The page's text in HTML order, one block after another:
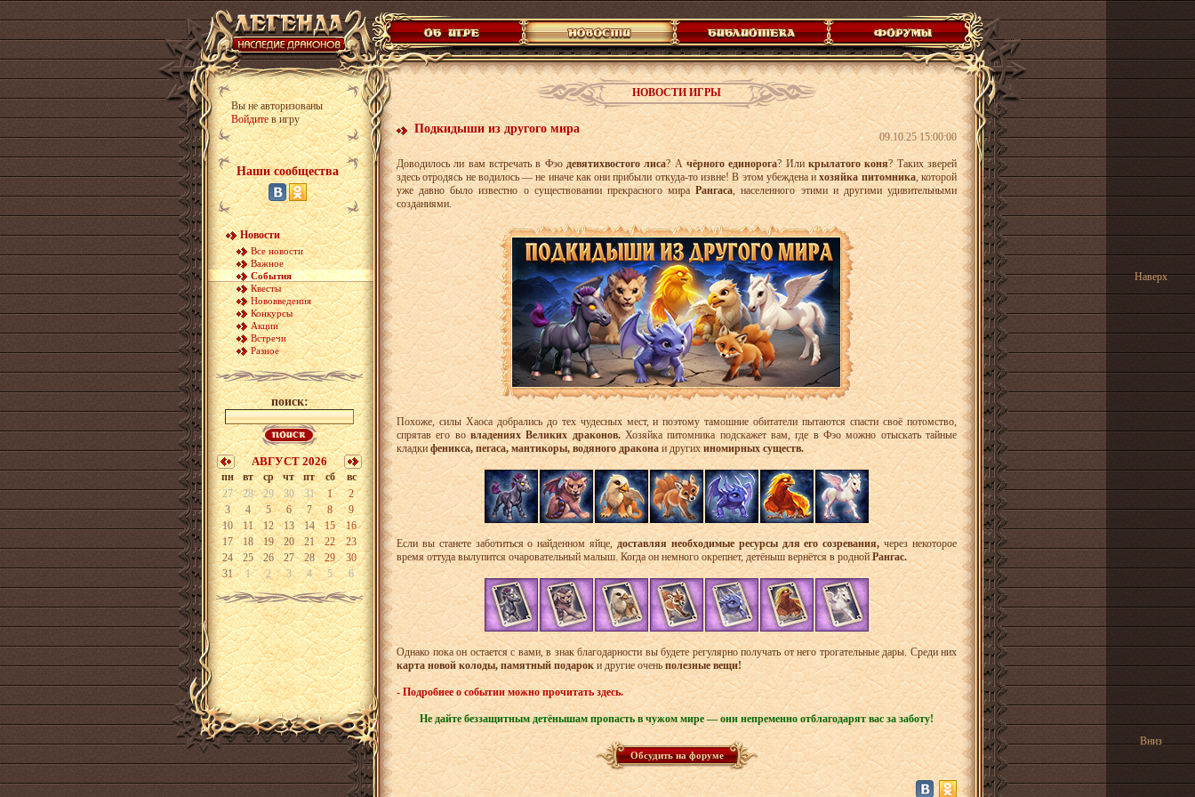
Вы не авторизованы
Войдитев игру
Наши сообщества
Новости
Все новости
Важное
События
Квесты
Нововведения
Конкурсы
Акции
Встречи
Разное
поиск:
АВГУСТ 2026
пн вт ср чт пт сб
вс
27
28 29 30 31 1
2
3
4 5 6 7 8
9
10
11 12 13 14 15
16
17
18 19 20 21 22
23
24
25 26 27 28 29
30
31
1 2 3 4 5 6
НОВОСТИ ИГРЫ
Подкидыши из другого мира
09.10.25 15:00:00
Доводилось ли вам встречать в Фэо девятихвостого лиса? Ачёрного единорога? Иликрылатого коня? Таких зверей
здесь отродясь не водилось — не иначе как они прибыли откуда-то извне! В этом убеждена ихозяйка питомника, которой
уже давно было известно о существовании прекрасного мираРангаса, населенного этими и другими удивительными
созданиями.
Похоже, силы Хаоса добрались до тех чудесных мест, и поэтому тамошние обитатели пытаются спасти своё потомство,
спрятав его вовладениях Великих драконов.Хозяйка питомника подскажет вам, где в Фэо можно отыскать тайные
кладкифеникса, пегаса, мантикоры, водяного дракона и другихиномирных существ.
Если вы станете заботиться о найденном яйце,доставляя необходимые ресурсы для его созревания,через некоторое
время оттуда вылупится очаровательный малыш. Когда он немного окрепнет, детёныш вернётся в роднойРангас.
Однако пока он остается с вами, в знак благодарности вы будете регулярно получать от него трогательные дары. Среди них
карта новой колоды, памятный подароки другие оченьполезные вещи!
- Подробнее о событии можно прочитать здесь.
Не дайте беззащитным детёнышам пропасть в чужом мире — они непременно отблагодарят вас за заботу!
Наверх
Вниз